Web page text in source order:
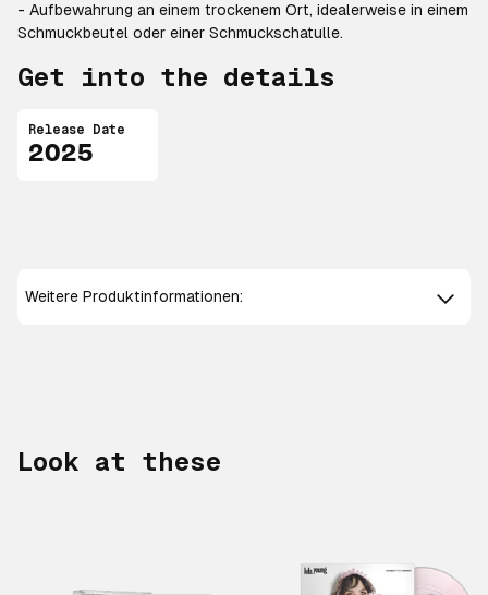
- Aufbewahrung an einem trockenem Ort, idealerweise in einem
Schmuckbeutel oder einer Schmuckschatulle.
Get into the details
Release Date
2025
Weitere Produktinformationen:
Look at these